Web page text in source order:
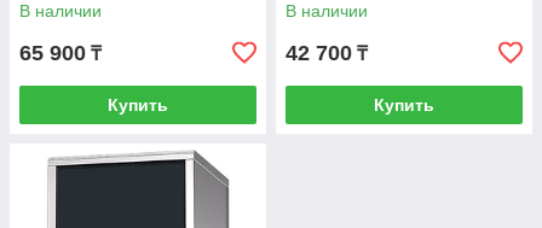
В наличии
65 900 ₸
Купить
В наличии
42 700 ₸
Купить